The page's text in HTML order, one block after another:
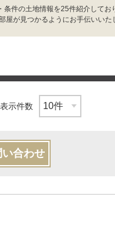
件の土地情報を25件紹介して
が見つかるようにお手伝いいた
表示件数
い合わせ